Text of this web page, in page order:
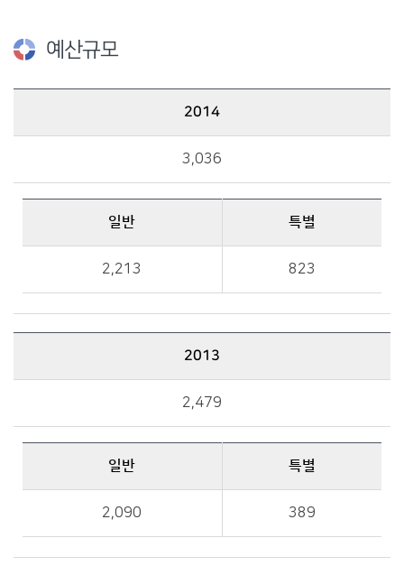
예산규모
2014
3,036
일반 특별
2,213 823
2013
2,479
일반 특별
2,090 389